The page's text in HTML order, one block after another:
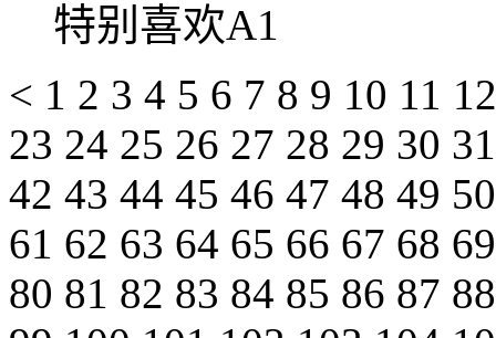
特别喜欢A1
< 1 2 3 4 5 6 7 8 9 10 11
23 24 25 26 27 28 29 30
42 43 44 45 46 47 48 49
61 62 63 64 65 66 67 68
80 81 82 83 84 85 86 87